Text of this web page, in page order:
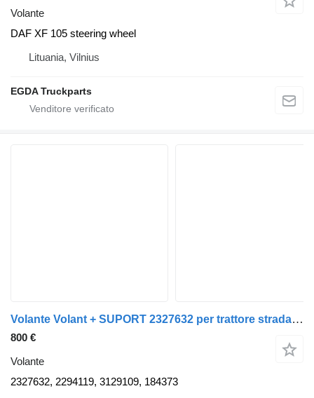
Volante
DAF XF 105 steering wheel
Lituania, Vilnius
EGDA Truckparts
Volante Volant + SUPORT 2327632 per trattore stradale DAF XF XG
800 €
Volante
2327632, 2294119, 3129109, 184373